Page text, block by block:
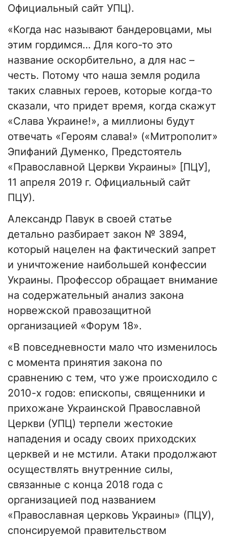
Официальный сайт УПЦ).
«Когда нас называют бандеровцами, мы
этим гордимся… Для кого-то это
название оскорбительно, а для нас –
честь. Потому что наша земля родила
таких славных героев, которые когда-то
сказали, что придет время, когда скажут
«Слава Украине!», а миллионы будут
отвечать «Героям слава!» («Митрополит»
Эпифаний Думенко, Предстоятель
«Православной Церкви Украины» [ПЦУ],
11 апреля 2019 г. Официальный сайт
ПЦУ).
Александр Павук в своей статье
детально разбирает закон № 3894,
который нацелен на фактический запрет
и уничтожение наибольшей конфессии
Украины. Профессор обращает внимание
на содержательный анализ закона
норвежской правозащитной
организацией «Форум 18».
«В повседневности мало что изменилось
с момента принятия закона по
сравнению с тем, что уже происходило с
2010-х годов: епископы, священники и
прихожане Украинской Православной
Церкви (УПЦ) терпели жестокие
нападения и осаду своих приходских
церквей и не мстили. Атаки продолжают
осуществлять внутренние силы,
связанные с конца 2018 года с
организацией под названием
«Православная церковь Украины» (ПЦУ),
спонсируемой правительством